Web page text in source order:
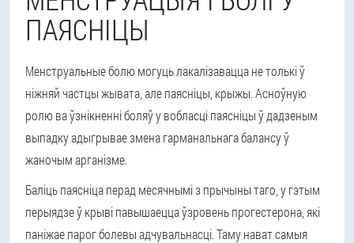
ПАЯСНІЦЫ
Менструальные болю могуць лакалізавацца не толькі ў
ніжняй частцы жывата, але паясніцы, крыжы. Асноўную
ролю ва ўзнікненні боляў у вобласці паясніцы ў дадзеным
выпадку адыгрывае змена гарманальнага балансу ў
жаночым арганізме.
Баліць паясніца перад месячнымі з прычыны таго, у гэтым
перыядзе ў крыві павышаецца ўзровень прогестерона, які
паніжае парог болевы адчувальнасці. Таму нават самыя